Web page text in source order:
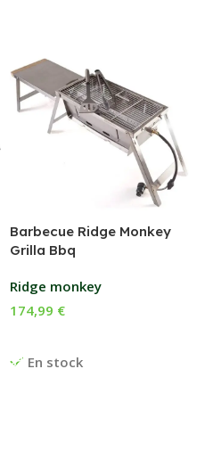
Barbecue Ridge Monkey
Grilla Bbq
Ridge monkey
En stock
174,99 €